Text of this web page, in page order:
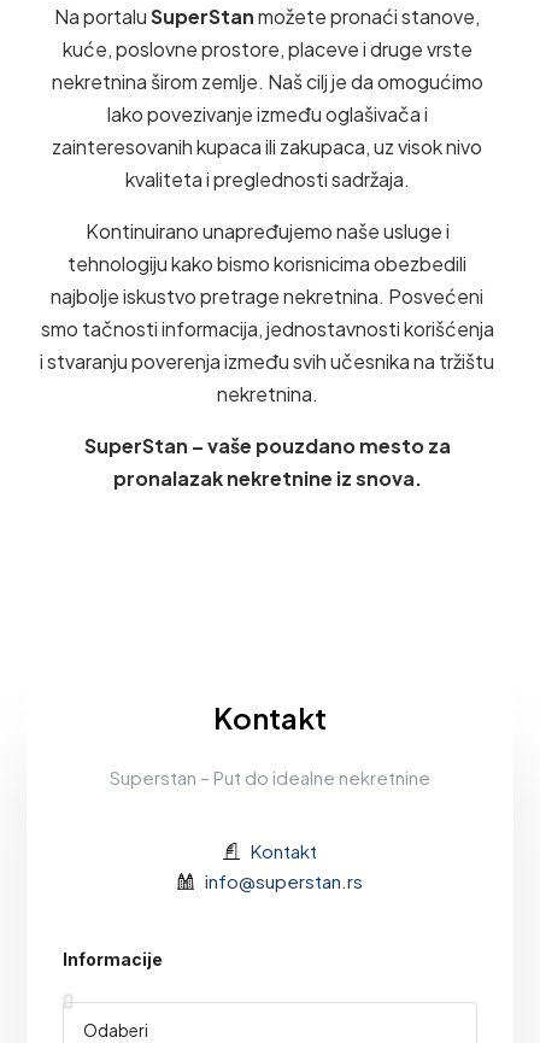
Na portaluSuperStanmožete pronaći stanove,
kuće, poslovne prostore, placeve i druge vrste
nekretnina širom zemlje. Naš cilj je da omogućimo
lako povezivanje između oglašivača i
zainteresovanih kupaca ili zakupaca, uz visok nivo
kvaliteta i preglednosti sadržaja.
Kontinuirano unapređujemo naše usluge i
tehnologiju kako bismo korisnicima obezbedili
najbolje iskustvo pretrage nekretnina. Posvećeni
smo tačnosti informacija, jednostavnosti korišćenja
i stvaranju poverenja između svih učesnika na tržištu
nekretnina.
SuperStan – vaše pouzdano mesto za
pronalazak nekretnine iz snova.
Kontakt
Superstan – Put do idealne nekretnine
Kontakt
info@superstan.rs
Informacije